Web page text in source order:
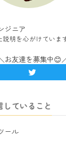
ジニア
明を心がけていま
お友達を募集中😊
していること
ール